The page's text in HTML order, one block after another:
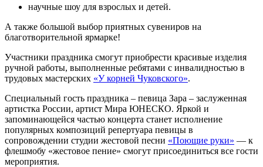
научные шоу для взрослых и детей.
А также большой выбор приятных сувениров на
благотворительной ярмарке!
Участники праздника смогут приобрести красивые изделия
ручной работы, выполненные ребятами с инвалидностью в
трудовых мастерских «У корней Чуковского».
Специальный гость праздника – певица Зара – заслуженная
артистка России, артист Мира ЮНЕСКО. Яркой и
запоминающейся частью концерта станет исполнение
популярных композиций репертуара певицы в
сопровождении студии жестовой песни «Поющие руки» — к
флешмобу «жестовое пение» смогут присоединиться все гости
мероприятия.